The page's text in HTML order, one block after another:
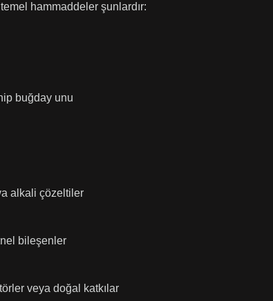
hammaddeler şunlardır:
buğday unu
alkali çözeltiler
bileşenler
veya doğal katkılar